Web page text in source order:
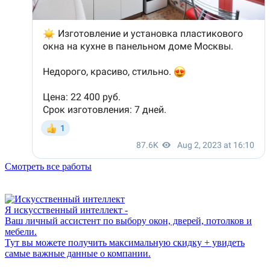
Смотреть все работы
Я искусственный интеллект -
Ваш личный ассистент по выбору окон, дверей, потолков и
мебели.
Тут вы можете получить максимальную скидку + увидеть
самые важные данные о компании.